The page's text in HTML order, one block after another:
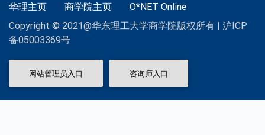
华理主页 商学院主页
O*NET Online
Copyright © 2021@华东理工大学商学院版权所有 | 沪ICP
备05003369号
网站管理员入口 咨询师入口